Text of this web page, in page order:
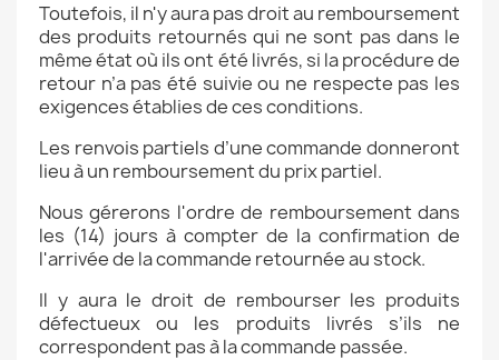
Toutefois, il n'y aura pas droit au remboursement
des produits retournés qui ne sont pas dans le
même état où ils ont été livrés, si la procédure de
retour n’a pas été suivie ou ne respecte pas les
exigences établies de ces conditions.
Les renvois partiels d’une commande donneront
lieu à un remboursement du prix partiel.
Nous gérerons l'ordre de remboursement dans
les (14) jours à compter de la confirmation de
l'arrivée de la commande retournée au stock.
Il y aura le droit de rembourser les produits
défectueux ou les produits livrés s’ils ne
correspondent pas à la commande passée.